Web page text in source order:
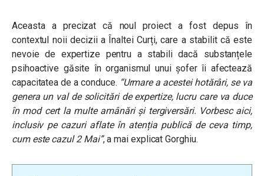
Aceasta a precizat că noul proiect a fost depus în
contextul noii decizii a Înaltei Curți, care a stabilit că este
nevoie de expertize pentru a stabili dacă substanțele
psihoactive găsite în organismul unui șofer îi afectează
capacitatea de a conduce. “Urmare a acestei hotărâri, se va
genera un val de solicitări de expertize, lucru care va duce
în mod cert la multe amânări și tergiversări. Vorbesc aici,
inclusiv pe cazuri aflate în atenția publică de ceva timp,
cum este cazul 2 Mai”, a mai explicat Gorghiu.